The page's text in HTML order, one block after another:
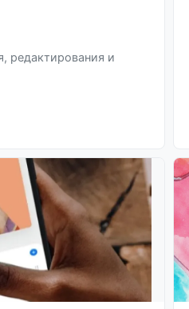
редактирования и